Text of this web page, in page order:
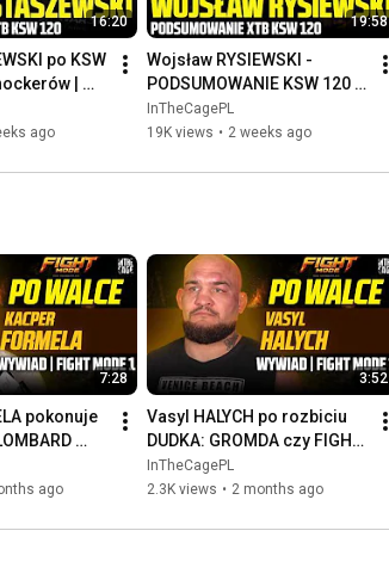
16:20
po KSW
|
| SEBIĆ po
ago
19:58
Wojsław RYSIEWSKI -
PODSUMOWANIE KSW 120 |
Co z LAIDEM? "Ból głowy" ze
SZPILKĄ? BARTOS vs
InTheCagePL
19K views • 2 weeks ago
7:28
pokonuje
otwarty!"
ago
3:52
Vasyl HALYCH po rozbiciu
DUDKA: GROMDA czy FIGHT
MODE? | Ocena narożnika -
10/10
InTheCagePL
2.3K views • 2 months ago